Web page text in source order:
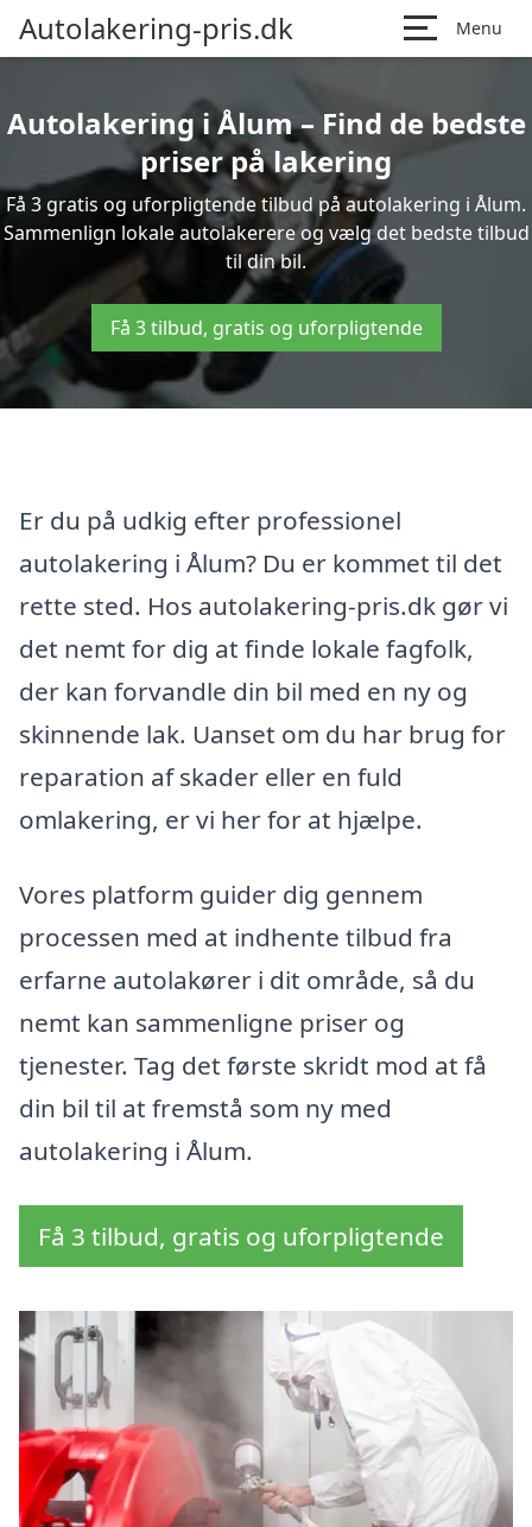
Autolakering-pris.dk Menu
Autolakering i Ålum – Find de bedste
priser på lakering
Få 3 gratis og uforpligtende tilbud på autolakering i Ålum.
Sammenlign lokale autolakerere og vælg det bedste tilbud
til din bil.
Få 3 tilbud, gratis og uforpligtende
Er du på udkig efter professionel
autolakering i Ålum? Du er kommet til det
rette sted. Hos autolakering-pris.dk gør vi
det nemt for dig at finde lokale fagfolk,
der kan forvandle din bil med en ny og
skinnende lak. Uanset om du har brug for
reparation af skader eller en fuld
omlakering, er vi her for at hjælpe.
Vores platform guider dig gennem
processen med at indhente tilbud fra
erfarne autolakører i dit område, så du
nemt kan sammenligne priser og
tjenester. Tag det første skridt mod at få
din bil til at fremstå som ny med
autolakering i Ålum.
Få 3 tilbud, gratis og uforpligtende